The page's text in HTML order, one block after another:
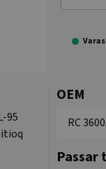
95
OEM
RC
Passar